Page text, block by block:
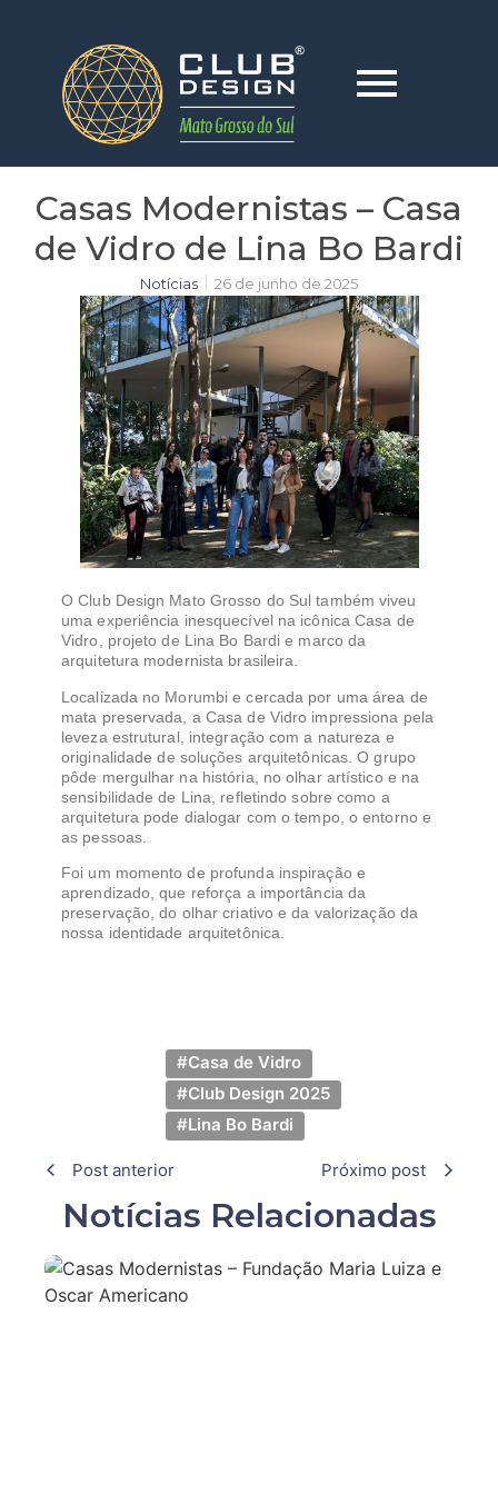
Casas Modernistas – Casa
de Vidro de Lina Bo Bardi
Notícias 26 de junho de 2025
O Club Design Mato Grosso do Sul também viveu
uma experiência inesquecível na icônica Casa de
Vidro, projeto de Lina Bo Bardi e marco da
arquitetura modernista brasileira.
Localizada no Morumbi e cercada por uma área de
mata preservada, a Casa de Vidro impressiona pela
leveza estrutural, integração com a natureza e
originalidade de soluções arquitetônicas. O grupo
pôde mergulhar na história, no olhar artístico e na
sensibilidade de Lina, refletindo sobre como a
arquitetura pode dialogar com o tempo, o entorno e
as pessoas.
Foi um momento de profunda inspiração e
aprendizado, que reforça a importância da
preservação, do olhar criativo e da valorização da
nossa identidade arquitetônica.
#Casa de Vidro
#Club Design 2025
#Lina Bo Bardi
Post anterior Próximo post
Notícias Relacionadas